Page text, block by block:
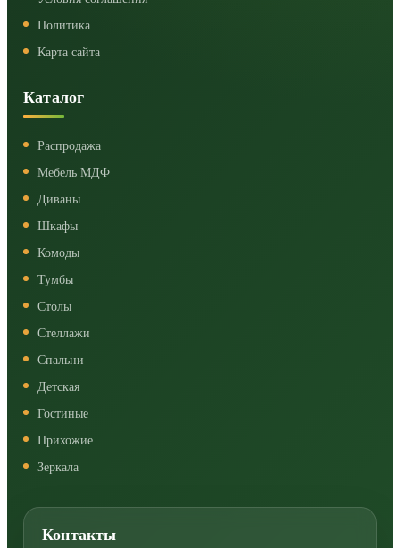
Политика
Карта сайта
Каталог
Распродажа
Мебель МДФ
Диваны
Шкафы
Комоды
Тумбы
Столы
Стеллажи
Спальни
Детская
Гостиные
Прихожие
Зеркала
Контакты